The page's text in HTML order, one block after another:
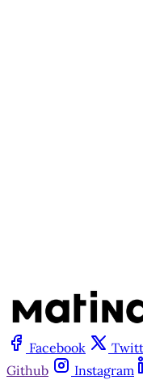
Facebook
Github
Instagram